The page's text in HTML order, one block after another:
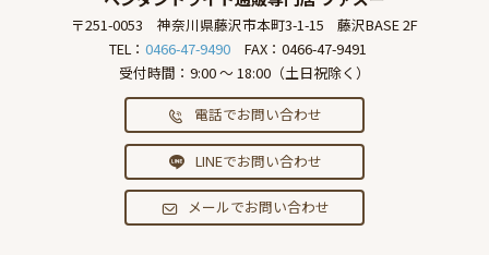
〒251-0053 神奈川県藤沢市本町3-1-15
藤沢BASE 2F
TEL： 0466-47-9490
FAX：0466-47-9491
受付時間：9:00 ～ 18:00（土日祝除く）
電話でお問い合わせ
LINEでお問い合わせ
メールでお問い合わせ